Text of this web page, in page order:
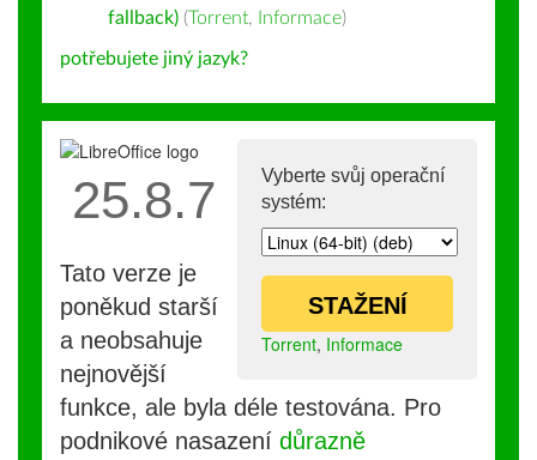
fallback) (Torrent, Informace)
potřebujete jiný jazyk?
Vyberte svůj operační
systém:
STAŽENÍ
Torrent, Informace
25.8.7
Tato verze je
poněkud starší
a neobsahuje
nejnovější
funkce, ale byla déle testována. Pro
podnikové nasazení důrazně